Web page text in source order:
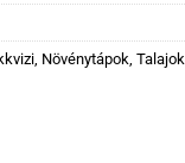
Növénytápok Talajok